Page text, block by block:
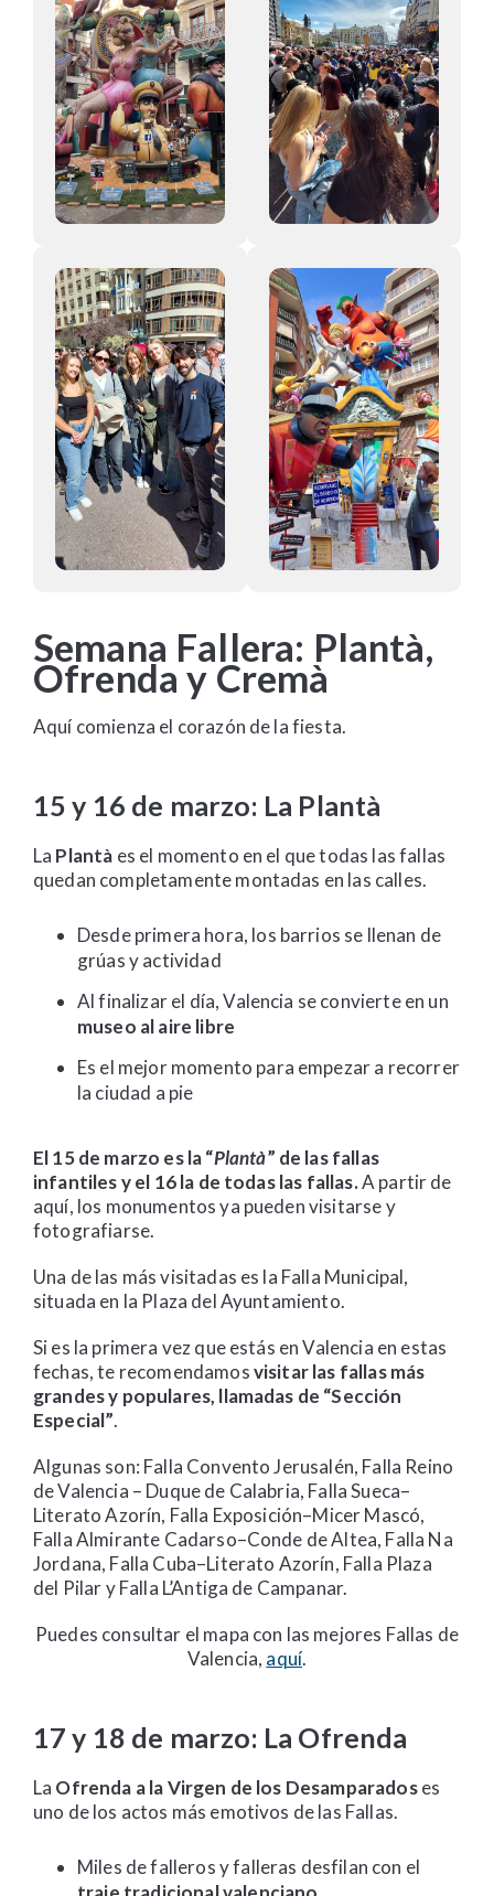
Semana Fallera: Plantà,
Ofrenda y Cremà
Aquí comienza el corazón de la fiesta.
15 y 16 de marzo: La Plantà
La Plantà es el momento en el que todas las fallas
quedan completamente montadas en las calles.
Desde primera hora, los barrios se llenan de
grúas y actividad
Al finalizar el día, Valencia se convierte en un
museo al aire libre
Es el mejor momento para empezar a recorrer
la ciudad a pie
El 15 de marzo es la “Plantà” de las fallas
infantiles y el 16 la de todas las fallas.A partir de
aquí, los monumentos ya pueden visitarse y
fotografiarse.
Una de las más visitadas es la Falla Municipal,
situada en la Plaza del Ayuntamiento.
Si es la primera vez que estás en Valencia en estas
fechas, te recomendamosvisitar las fallas más
grandes y populares, llamadas de “Sección
Especial”.
Algunas son: Falla Convento Jerusalén, Falla Reino
de Valencia – Duque de Calabria, Falla Sueca–
Literato Azorín, Falla Exposición–Micer Mascó,
Falla Almirante Cadarso–Conde de Altea, Falla Na
Jordana, Falla Cuba–Literato Azorín, Falla Plaza
del Pilar y Falla L’Antiga de Campanar.
Puedes consultar el mapa con las mejores Fallas de
Valencia, aquí.
17 y 18 de marzo: La Ofrenda
La Ofrenda a la Virgen de los Desamparadoses
uno de los actos más emotivos de las Fallas.
Miles de falleros y falleras desfilan con el